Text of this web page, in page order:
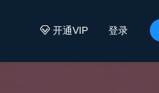
开通VIP 登录